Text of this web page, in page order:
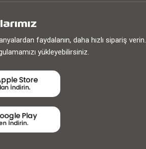
faydalanın, daha hızlı sipariş verin.
yükleyebilirsiniz.